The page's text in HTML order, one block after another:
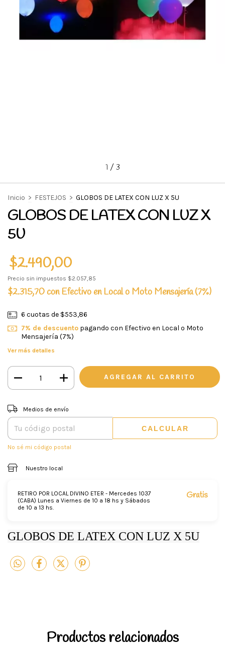
1 / 3
Inicio > FESTEJOS > GLOBOS DE LATEX CON LUZ X 5U
GLOBOS DE LATEX CON LUZ X
5U
$2.490,00
Precio sin impuestos $2.057,85
$2.315,70con Efectivo en Local o Moto Mensajería (7%)
6 cuotas de $553,86
7% de descuentopagando con Efectivo en Local o Moto
Mensajería (7%)
Ver más detalles
Entregas para el CP:
Medios de envío
CALCULAR
No sé mi código postal
Nuestro local
RETIRO POR LOCAL DIVINO ETER - Mercedes 1037
(CABA) Lunes a Viernes de 10 a 18 hs y Sábados
de 10 a 13 hs.
Gratis
GLOBOS DE LATEX CON LUZ X 5U
Productos relacionados